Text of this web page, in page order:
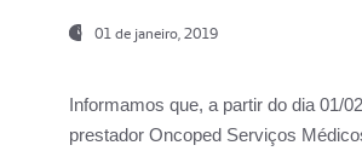
01 de janeiro, 2019
Informamos que, a partir do dia 01/
prestador Oncoped Serviços